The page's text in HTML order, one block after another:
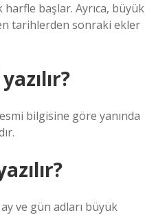
başlar. Ayrıca, büyük
tarihlerden sonraki ekler
bilgisine göre yanında
ve gün adları büyük